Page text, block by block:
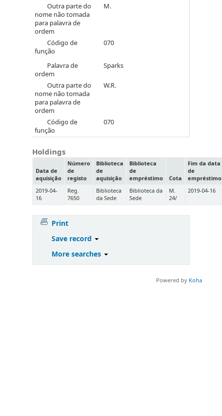
Outra parte do
nome não tomada
para palavra de
ordem
M.
Código de
função
070
Palavra de
ordem
Sparks
Outra parte do
nome não tomada
para palavra de
ordem
W.R.
Código de
função
070
Holdings
Data de
aquisição
Número
de
registo
Biblioteca
de
aquisição
Biblioteca
de
empréstimo
Cota
Fim da data
de
empréstimo
2019-04-
16
Reg.
7650
Biblioteca
da Sede
Biblioteca da
Sede
M.
24/
2019-04-16
Print
Save record
More searches
Powered by Koha